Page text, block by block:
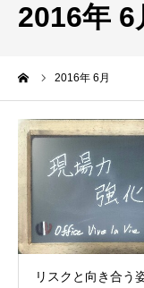
2016年 6
2016年 6月
リスクと向き合う